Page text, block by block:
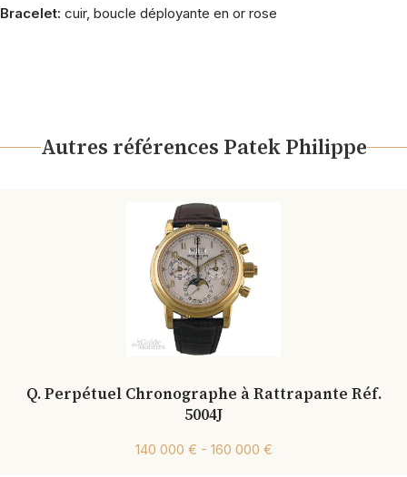
Bracelet: cuir, boucle déployante en or rose
Autres références Patek Philippe
Q. Perpétuel Chronographe à Rattrapante Réf.
5004J
140 000 € - 160 000 €